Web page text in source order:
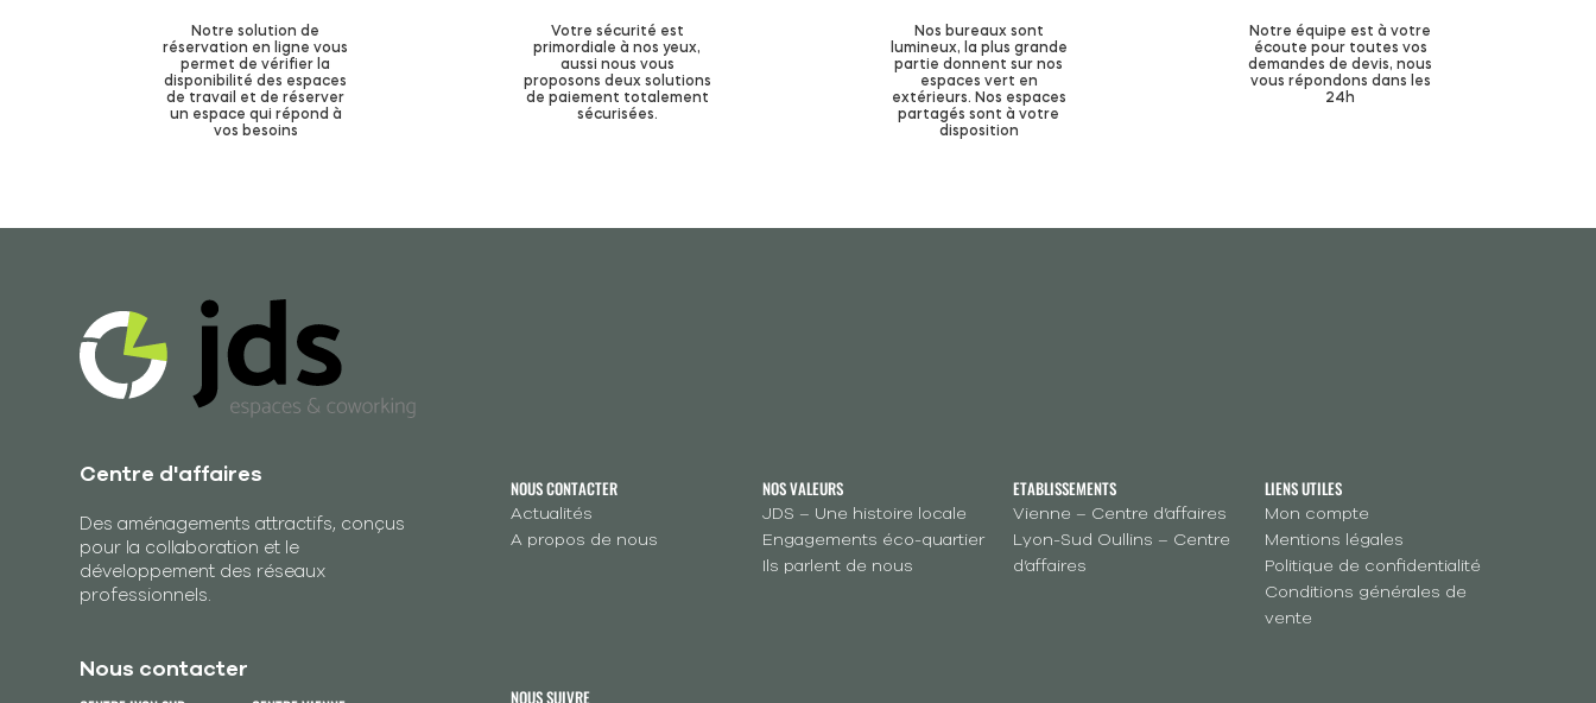
Notre solution de
réservation en ligne vous
permet de vérifier la
disponibilité des espaces
de travail et de réserver
un espace qui répond à
vos besoins
Votre sécurité est
primordiale à nos yeux,
aussi nous vous
proposons deux solutions
de paiement totalement
sécurisées.
Nos bureaux sont
lumineux, la plus grande
partie donnent sur nos
espaces vert en
extérieurs. Nos espaces
partagés sont à votre
disposition
Notre équipe est à votre
écoute pour toutes vos
demandes de devis, nous
vous répondons dans les
24h
Centre d'affaires
Des aménagements attractifs, conçus
pour la collaboration et le
développement des réseaux
professionnels.
Nous contacter
NOUS CONTACTER
Actualités
A propos de nous
NOS VALEURS
JDS – Une histoire locale
Engagements éco-quartier
Ils parlent de nous
ETABLISSEMENTS
Vienne – Centre d’affaires
Lyon-Sud Oullins – Centre
d’affaires
LIENS UTILES
Mon compte
Mentions légales
Politique de confidentialité
Conditions générales de
vente
NOUS SUIVRE